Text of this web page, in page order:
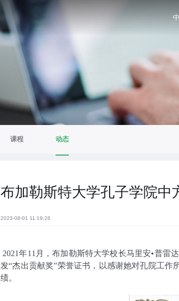
课程 动态
布加勒斯特大学孔子学院中
2023-08-01 11:19:26
2021年11月，布加勒斯特大学校长马里安•普雷
发“杰出贡献奖”荣誉证书，以感谢她对孔院工
绩。